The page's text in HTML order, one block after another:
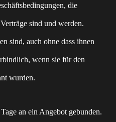
die
sind und werden.
sind, auch ohne dass ihnen
wenn sie für den
wurden.
an ein Angebot gebunden.